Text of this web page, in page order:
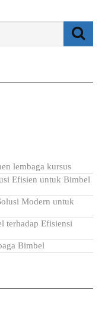
lembaga kursus
Efisien untuk Bimbel
Modern untuk
terhadap Efisiensi
Bimbel